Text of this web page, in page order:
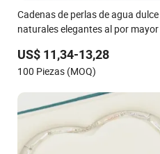
Cadenas de perlas de agua dulce
naturales elegantes al por mayor
US$ 11,34-13,28
100 Piezas (MOQ)